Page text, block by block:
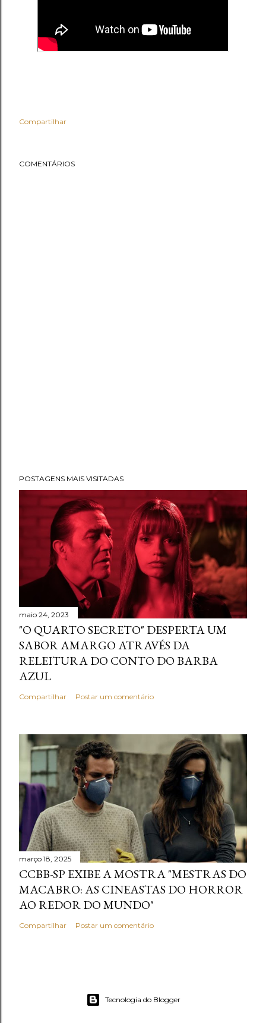
Compartilhar
COMENTÁRIOS
POSTAGENS MAIS VISITADAS
maio 24, 2023
"O QUARTO SECRETO" DESPERTA UM
SABOR AMARGO ATRAVÉS DA
RELEITURA DO CONTO DO BARBA
AZUL
Compartilhar Postar um comentário
março 18, 2025
CCBB-SP EXIBE A MOSTRA "MESTRAS DO
MACABRO: AS CINEASTAS DO HORROR
AO REDOR DO MUNDO"
Compartilhar Postar um comentário
Tecnologia do Blogger